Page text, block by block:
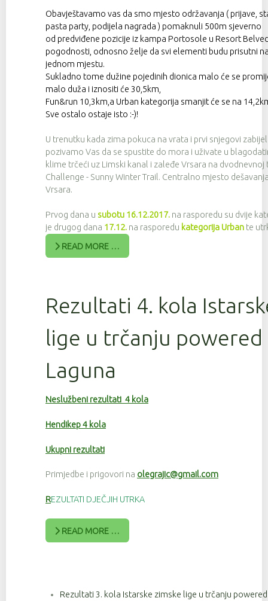
Obavještavamo vas da smo mjesto održavanja ( prijave,
pasta party, podijela nagrada ) pomaknuli 500m sjeverno
od predviđene pozicije iz kampa Portosole u Resort
pogodnosti, odnosno želje da svi elementi budu prisutni
jednom mjestu.
Sukladno tome dužine pojedinih dionica malo će se
malo duža i iznositi će 30,5km,
Fun&run 10,3km,a Urban kategorija smanjit će se na
Sve ostalo ostaje isto :-)!
U trenutku kada zima pokuca na vrata i prvi snjegovi
pozivamo Vas da se spustite do mora i uživate u
klime trčeći uz Limski kanal i zaleđe Vrsara na
Challenge - Sunny Winter Trail. Centralno mjesto
Vrsara.
Prvog dana u subotu 16.12.2017. na rasporedu su dvije
je drugog dana 17.12. na rasporedu kategorija Urban te
READ MORE …
Rezultati 4. kola
lige u trčanju powered
Laguna
Neslužbeni rezultati 4 kola
Hendikep 4 kola
Ukupni rezultati
Primjedbe i prigovori na olegrajic@gmail.com
REZULTATI DJEČJIH UTRKA
READ MORE …
Rezultati 3. kola Istarske zimske lige u trčanju